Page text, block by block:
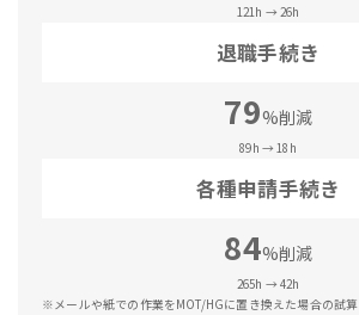
121h → 26h
退職手続き
79%削減
89h → 18h
各種申請手続き
84%削減
265h → 42h
※メールや紙での作業をMOT/HGに置き換えた場合の試算